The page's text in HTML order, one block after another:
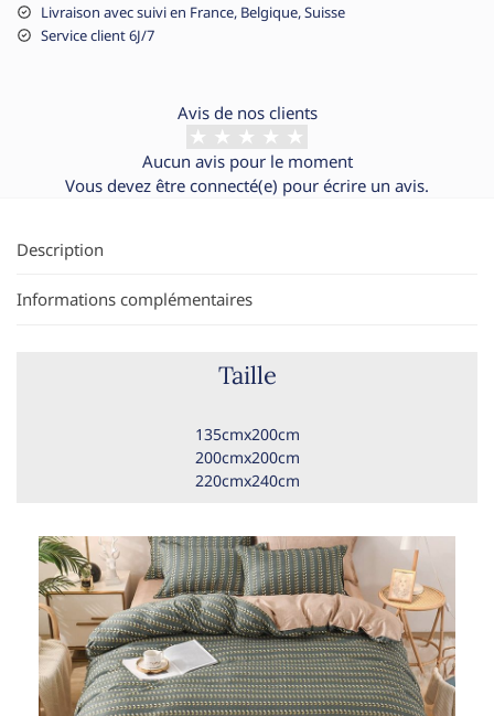
Livraison avec suivi en France, Belgique, Suisse
Service client 6J/7
Avis de nos clients
Aucun avis pour le moment
Vous devez être connecté(e) pour écrire un avis.
Description
Informations complémentaires
Taille
135cmx200cm
200cmx200cm
220cmx240cm